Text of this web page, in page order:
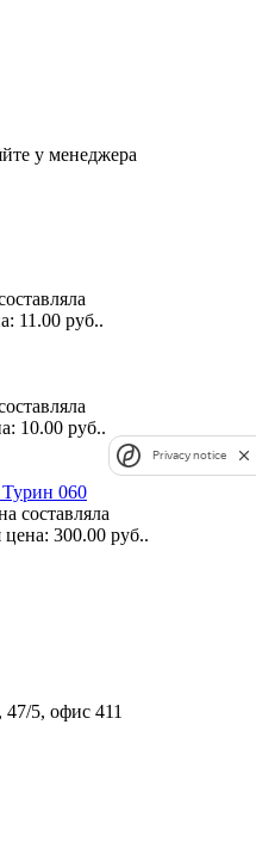
у менеджера
11.00 руб..
10.00 руб..
060
составляла
300.00 руб..
47/5, офис 411
Privacy notice